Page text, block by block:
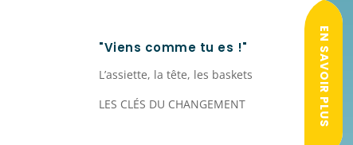
"Viens comme tu es !"
L’assiette, la tête, les baskets
LES CLÉS DU CHANGEMENT
EN SAVOIR PLUS